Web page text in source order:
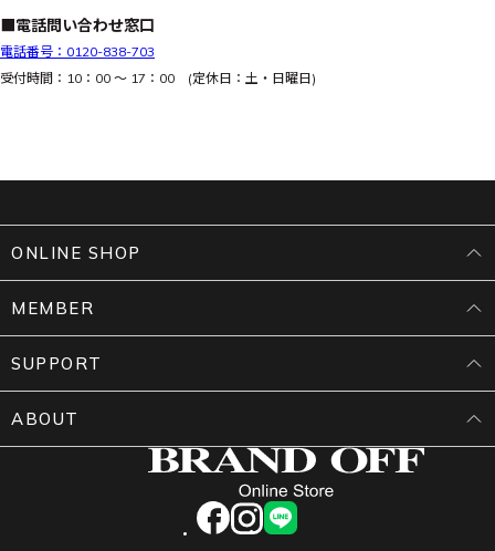
■電話問い合わせ窓口
電話番号：0120-838-703
受付時間：10：00 ～ 17：00 (定休日：土・日曜日)
facebookinstagram
LINE
ONLINE SHOP
MEMBER
SUPPORT
ABOUT